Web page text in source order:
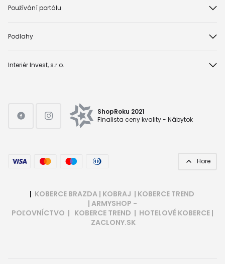
Používání portálu
Podlahy
Interiér Invest, s.r.o.
ShopRoku 2021
Finalista ceny kvality - Nábytok
Hore
| KOBERCE BRAZDA | KOBRAJ | KOBERCE TREND
| ARMYSHOP -
POĽOVNÍCTVO | KOBERCE TREND | HOTELOVÉ KOBERCE |
ZACLONY.SK